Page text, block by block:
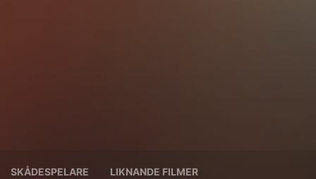
SKÅDESPELARE LIKNANDE FILMER